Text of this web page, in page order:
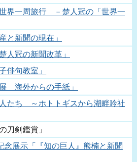
界一周旅行 －楚人冠の「世界一
と新聞の現在」
人冠の新聞改革」
俳句教室」
海外からの手紙」
たち ～ホトトギスから湖畔吟社
刀剣鑑賞」
念展示「『知の巨人』熊楠と新聞